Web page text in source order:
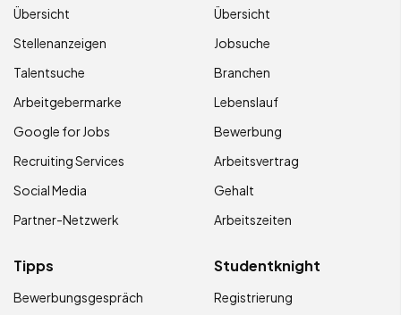
Übersicht
Stellenanzeigen
Talentsuche
Arbeitgebermarke
Google for Jobs
Recruiting Services
Social Media
Partner-Netzwerk
Übersicht
Jobsuche
Branchen
Lebenslauf
Bewerbung
Arbeitsvertrag
Gehalt
Arbeitszeiten
Tipps
Bewerbungsgespräch
Studentknight
Registrierung